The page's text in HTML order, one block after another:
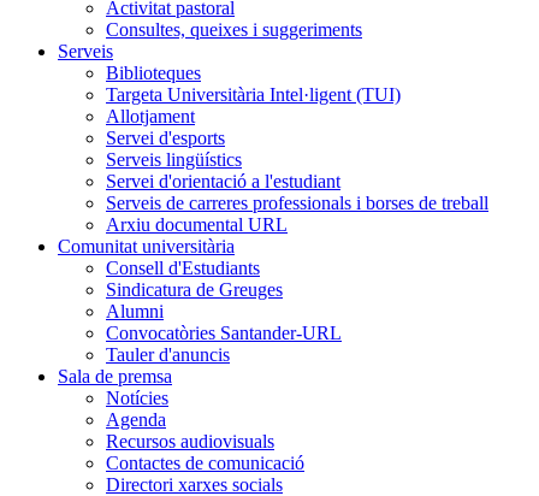
Activitat pastoral
Consultes, queixes i suggeriments
Serveis
Biblioteques
Targeta Universitària Intel·ligent (TUI)
Allotjament
Servei d'esports
Serveis lingüístics
Servei d'orientació a l'estudiant
Serveis de carreres professionals i borses de treball
Arxiu documental URL
Comunitat universitària
Consell d'Estudiants
Sindicatura de Greuges
Alumni
Convocatòries Santander-URL
Tauler d'anuncis
Sala de premsa
Notícies
Agenda
Recursos audiovisuals
Contactes de comunicació
Directori xarxes socials